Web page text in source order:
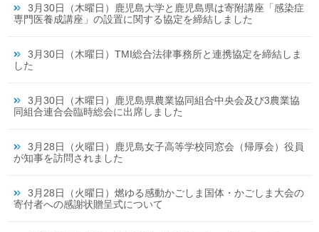
3月30日（木曜日）鹿児島大学と鹿児島県は寄附講座「感染症
専門医養成講座」の設置に関する協定を締結しました
3月30日（木曜日）TMI総合法律事務所と連携協定を締結しま
した
3月30日（木曜日）鹿児島県農業協同組合中央会及び3農業協
同組合連合会臨時総会に出席しました
3月28日（火曜日）鹿児島女子高等学校同窓会（帰厚会）役員
が知事を訪問されました
3月28日（火曜日）燃ゆる感動かごしま国体・かごしま大会の
寄付者への感謝状贈呈式について